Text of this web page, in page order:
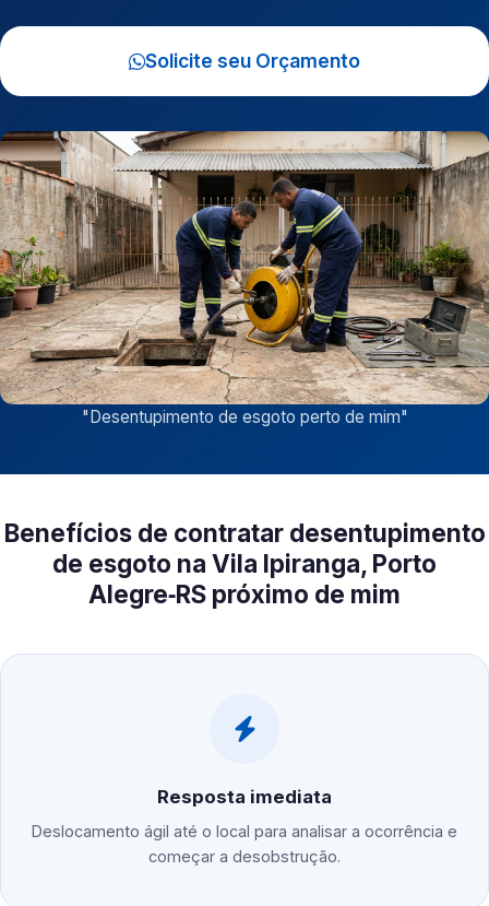
Solicite seu Orçamento
"Desentupimento de esgoto perto de mim"
Benefícios de contratar desentupimento
de esgoto na Vila Ipiranga, Porto
Alegre‑RS próximo de mim
Resposta imediata
Deslocamento ágil até o local para analisar a ocorrência e
começar a desobstrução.